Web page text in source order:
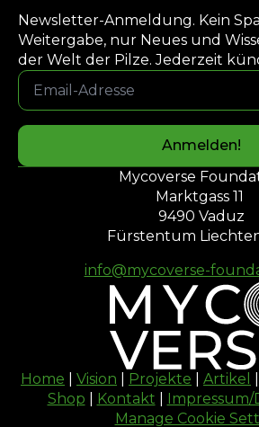
Newsletter-Anmeldung. Kein
Weitergabe, nur Neues und
der Welt der Pilze. Jederzeit
Email-
Adresse
*
Anmelden!
Mycoverse
Marktgass 11
9490 Vaduz
Fürstentum
info@mycoverse-
Home Vision Projekte Artikel
Shop
Kontakt
Manage Cookie